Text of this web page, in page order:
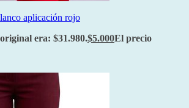
aplicación rojo
era: $31.980.$5.000El precio